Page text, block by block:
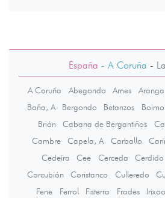
España - A Coruña -
A Coruña Abegondo Ames Aranga
Baña, A
Bergondo Betanzos
Brión
Cabana de Bergantiños
Cambre
Capela, A Carballo
Cedeira
Cee Cerceda Cerdido
Corcubión
Coristanco Culleredo
Fene
Ferrol Fisterra Frades Irixoa